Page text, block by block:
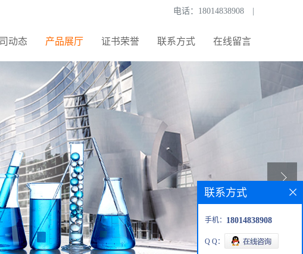
电话： 18014838908
动态 产品展厅 证书荣誉 联系方式 在线留言
联系方式
手机： 18014838908
Q Q：